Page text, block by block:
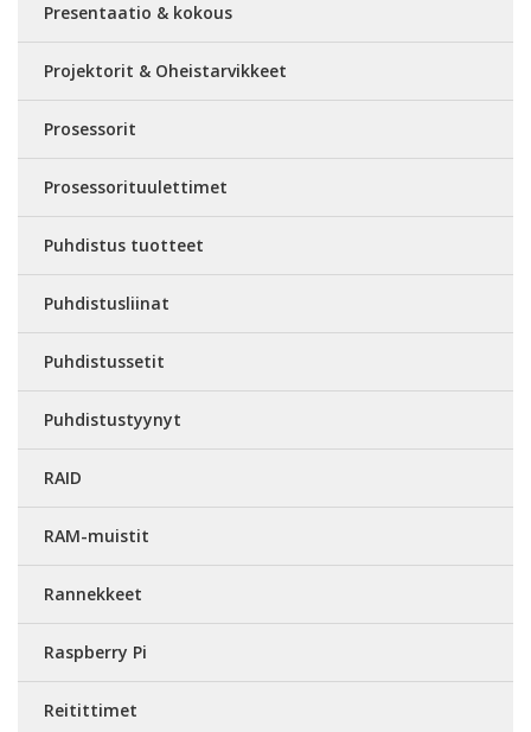
Presentaatio & kokous
Projektorit & Oheistarvikkeet
Prosessorit
Prosessorituulettimet
Puhdistus tuotteet
Puhdistusliinat
Puhdistussetit
Puhdistustyynyt
RAID
RAM-muistit
Rannekkeet
Raspberry Pi
Reitittimet